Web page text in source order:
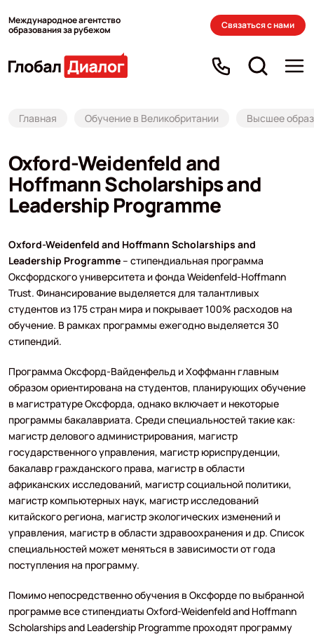
Международное агентство
образования за рубежом
Связаться с нами
Главная Обучение в Великобритании Высшее
Oxford-Weidenfeld and
Hoffmann Scholarships and
Leadership Programme
Oxford-Weidenfeld and Hoffmann Scholarships and
Leadership Programme– стипендиальная программа
Оксфордского университета и фонда Weidenfeld-Hoffmann
Trust. Финансирование выделяется для талантливых
студентов из 175 стран мира и покрывает 100% расходов на
обучение. В рамках программы ежегодно выделяется 30
стипендий.
Программа Оксфорд-Вайденфельд и Хоффманн главным
образом ориентирована на студентов, планирующих обучение
в магистратуре Оксфорда, однако включает и некоторые
программы бакалавриата. Среди специальностей такие как:
магистр делового администрирования, магистр
государственного управления, магистр юриспруденции,
бакалавр гражданского права, магистр в области
африканских исследований, магистр социальной политики,
магистр компьютерных наук, магистр исследований
китайского региона, магистр экологических изменений и
управления, магистр в области здравоохранения и др. Список
специальностей может меняться в зависимости от года
поступления на программу.
Помимо непосредственно обучения в Оксфорде по выбранной
программе все стипендиаты Oxford-Weidenfeld and Hoffmann
Scholarships and Leadership Programme проходят программу